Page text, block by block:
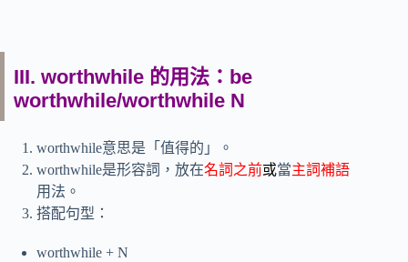
III. worthwhile 的用法：be
worthwhile/worthwhile N
worthwhile意思是「值得的」。
worthwhile是形容詞，放在名詞之前或當主詞補語
用法。
搭配句型：
worthwhile + N